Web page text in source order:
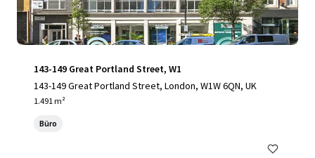
143-149 Great Portland Street, W1
143-149 Great Portland Street, London, W1W 6QN, UK
1.491 m²
Büro